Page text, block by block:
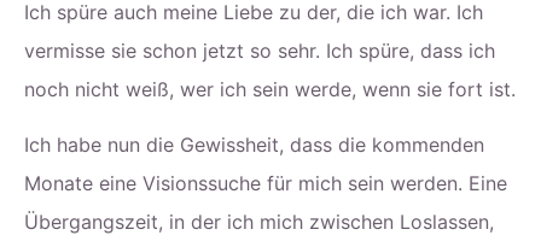
Ich spüre auch meine Liebe zu der, die ich war. Ich
vermisse sie schon jetzt so sehr. Ich spüre, dass ich
noch nicht weiß, wer ich sein werde, wenn sie fort ist.
Ich habe nun die Gewissheit, dass die kommenden
Monate eine Visionssuche für mich sein werden. Eine
Übergangszeit, in der ich mich zwischen Loslassen,